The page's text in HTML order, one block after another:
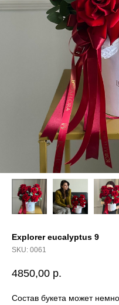
Explorer eucalyptus 9
SKU: 0061
4850,00 р.
Состав букета может